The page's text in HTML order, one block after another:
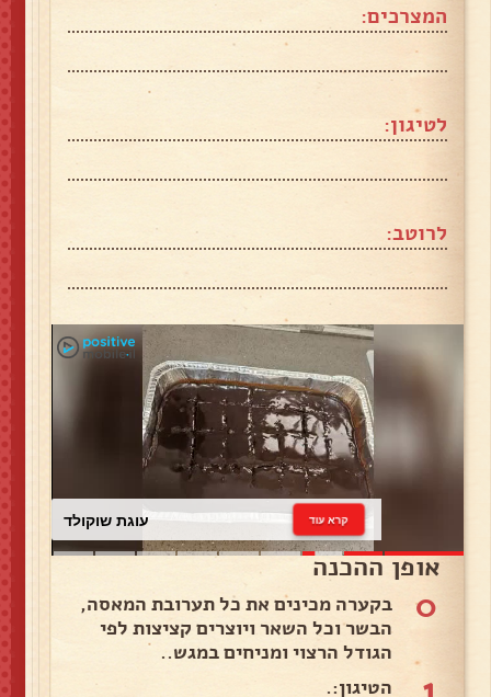
המצרכים:
לטיגון:
לרוטב:
עוגת שוקולד קרא עוד
אופן ההכנה
0
בקערה מכינים את כל תערובת המאסה,
הבשר וכל השאר ויוצרים קציצות לפי
הגודל הרצוי ומניחים במגש..
הטיגון:.